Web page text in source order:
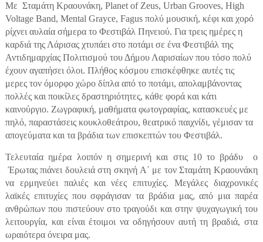
Με Σταμάτη Κραουνάκη, Planet of Zeus, Urban Grooves, High
Voltage Band, Mental Grayce, Fagus πολύ μουσική, κέφι και χορό
ρίχνει αυλαία σήμερα το Φεστιβάλ Πηνειού. Για τρεις ημέρες η
καρδιά της Λάρισας χτυπάει στο ποτάμι σε ένα Φεστιβάλ της
Αντιδημαρχίας Πολιτισμού του Δήμου Λαρισαίων που τόσο πολύ
έχουν αγαπήσει όλοι. Πλήθος κόσμου επισκέφθηκε αυτές τις
μερες τον όμορφο χώρο δίπλα από το ποτάμι, απολαμβάνοντας
πολλές και ποικίλες δραστηριότητες, κάθε φορά και κάτι
καινούργιο. Ζωγραφική, μαθήματα φωτογραφίας, κατασκευές με
πηλό, παραστάσεις κουκλοθεάτρου, θεατρικό παιχνίδι, γέμισαν τα
απογεύματα και τα βράδια των επισκεπτών του Φεστιβάλ.
Τελευταία ημέρα λοιπόν η σημερινή και στις 10 το βράδυ
ο
Έρωτας πιάνει δουλειά στη σκηνή Α΄ με τον Σταμάτη Κραουνάκη
να ερμηνεύει παλιές και νέες επιτυχίες. Μεγάλες διαχρονικές
λαϊκές επιτυχίες που σφράγισαν τα βράδια μας, από μια παρέα
ανθρώπων που πιστεύουν στο τραγούδι και στην ψυχαγωγική του
λειτουργία, και είναι έτοιμοι να οδηγήσουν αυτή τη βραδιά, στα
ωραιότερα όνειρα μας.